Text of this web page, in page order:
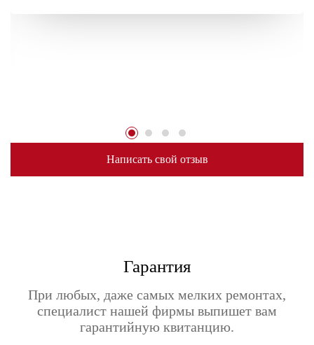
Написать свой отзыв
Гарантия
При любых, даже самых мелких ремонтах,
специалист нашей фирмы выпишет вам
гарантийную квитанцию.